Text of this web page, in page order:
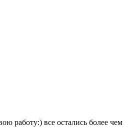
работу:) все остались более чем